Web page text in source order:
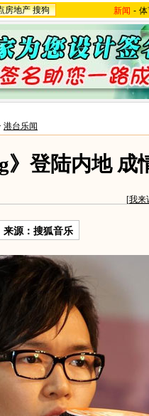
房地产 搜狗 新闻 -
港台乐闻
》登陆内地 成
[我来
来源：搜狐音乐